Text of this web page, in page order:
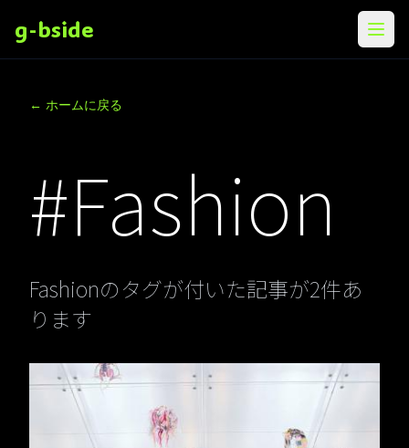
g-bside メニ
← ホームに戻る
#Fashion
Fashionのタグが付いた記事が2件あ
ります